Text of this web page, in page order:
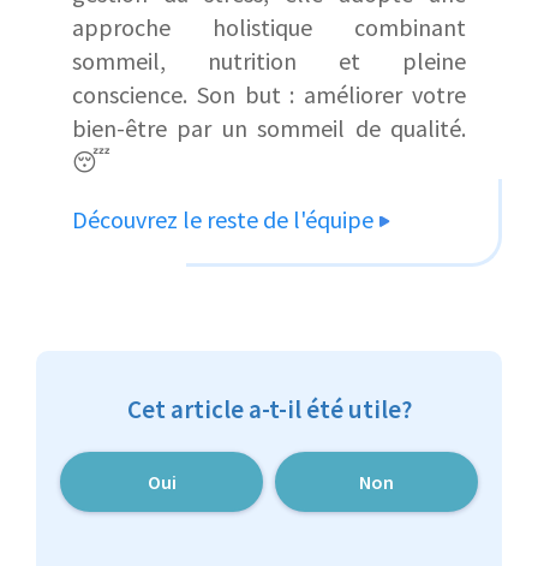
approche holistique combinant
sommeil, nutrition et pleine
conscience. Son but : améliorer votre
bien-être par un sommeil de qualité.
😴
Découvrez le reste de l'équipe
Cet article a-t-il été utile?
Oui Non